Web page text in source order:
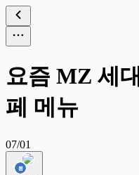
요즘 MZ 세
페 메뉴
07/01